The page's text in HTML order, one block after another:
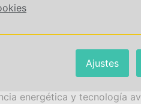
Las nuevas
DE
energética y tecnología
Ajustes